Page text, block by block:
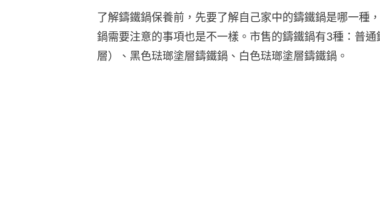
了解鑄鐵鍋保養前，先要了解自己家中的鑄鐵鍋是哪一種
鍋需要注意的事項也是不一樣。市售的鑄鐵鍋有3種：普通
層）、黑色琺瑯塗層鑄鐵鍋、白色琺瑯塗層鑄鐵鍋。